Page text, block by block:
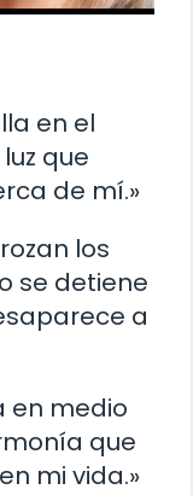
en el
que
de mí.»
los
se detiene
a
en medio
que
mi vida.»